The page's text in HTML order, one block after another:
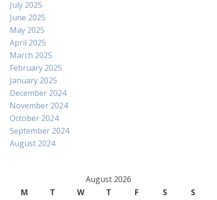
July 2025
June 2025
May 2025
April 2025
March 2025
February 2025
January 2025
December 2024
November 2024
October 2024
September 2024
August 2024
August 2026
M
T W T F S
S